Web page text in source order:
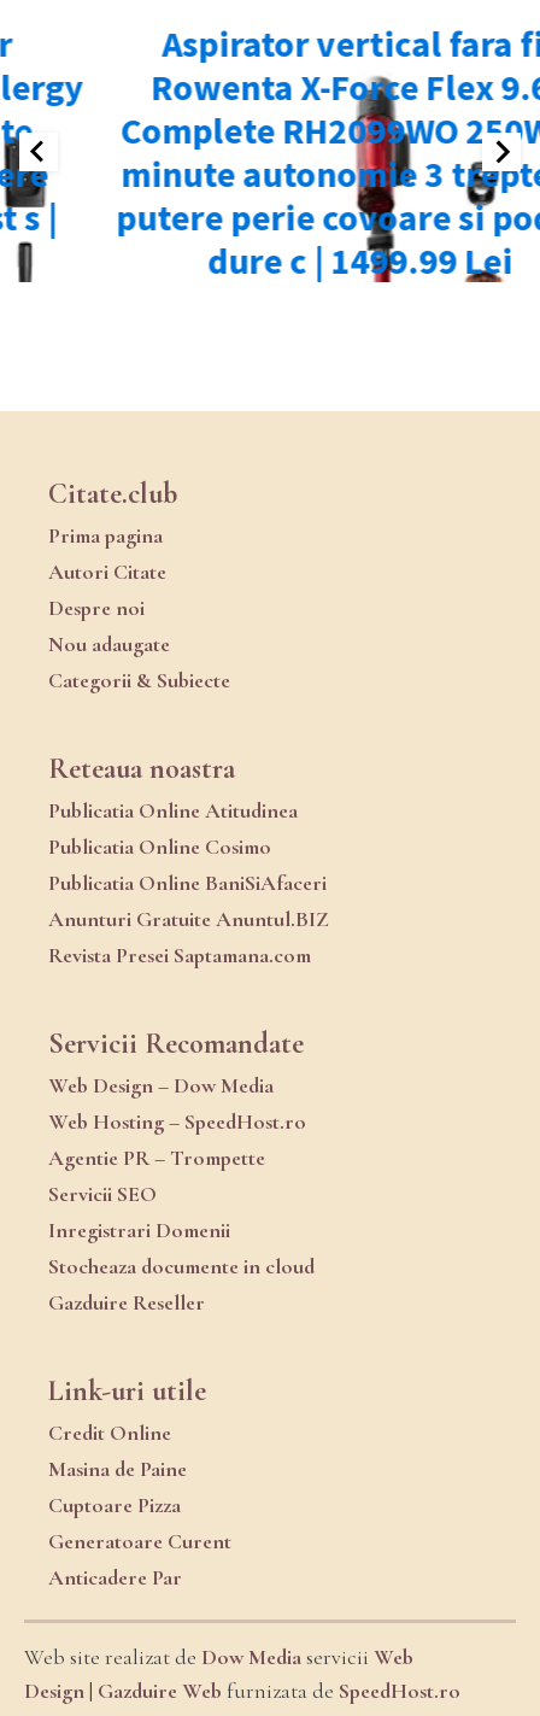
Citate.club
Prima pagina
Autori Citate
Despre noi
Nou adaugate
Categorii & Subiecte
Reteaua noastra
Publicatia Online Atitudinea
Publicatia Online Cosimo
Publicatia Online BaniSiAfaceri
Anunturi Gratuite Anuntul.BIZ
Revista Presei Saptamana.com
Servicii Recomandate
Web Design – Dow Media
Web Hosting – SpeedHost.ro
Agentie PR – Trompette
Servicii SEO
Inregistrari Domenii
Stocheaza documente in cloud
Gazduire Reseller
Link-uri utile
Credit Online
Masina de Paine
Cuptoare Pizza
Generatoare Curent
Anticadere Par
Web site realizat de Dow Mediaservicii Web
Design| Gazduire Web furnizata de SpeedHost.ro